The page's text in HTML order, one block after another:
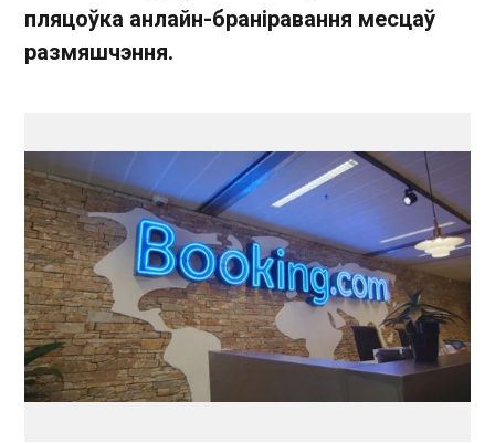
пляцоўка анлайн-браніравання месцаў
размяшчэння.